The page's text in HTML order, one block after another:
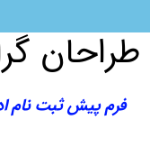
طراحان
فرم پیش ثبت نام